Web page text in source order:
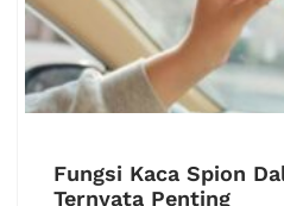
Fungsi Kaca Spion
Ternyata Penting